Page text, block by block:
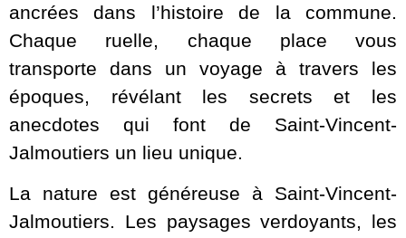
ancrées dans l’histoire de la commune.
Chaque ruelle, chaque place vous
transporte dans un voyage à travers les
époques, révélant les secrets et les
anecdotes qui font de Saint-Vincent-
Jalmoutiers un lieu unique.
La nature est généreuse à Saint-Vincent-
Jalmoutiers. Les paysages verdoyants, les